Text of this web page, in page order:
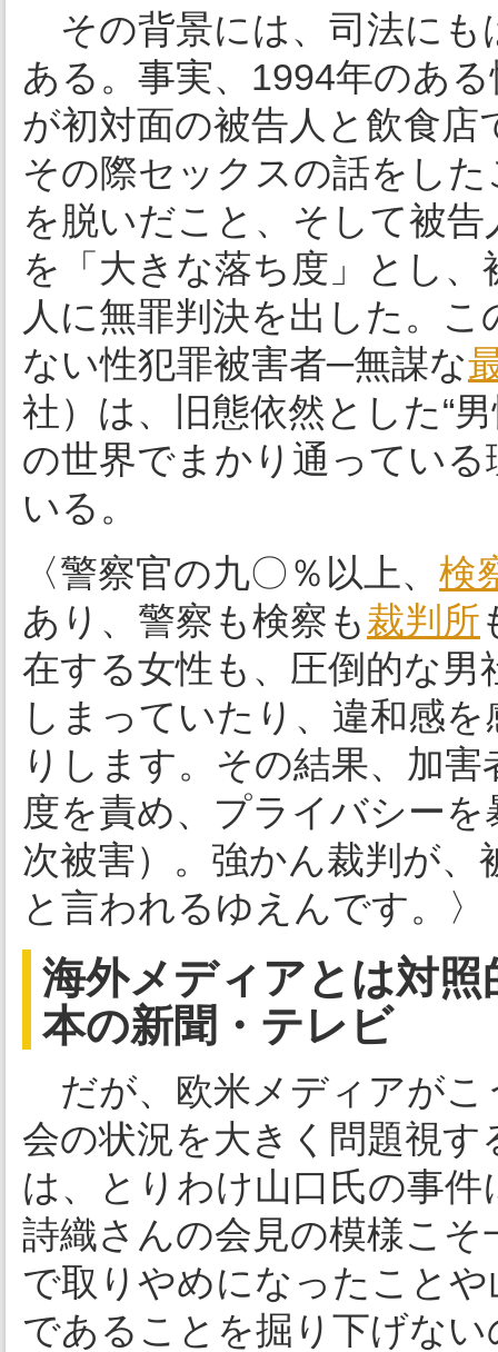
その背景には、司法にも
ある。事実、1994年のあ
が初対面の被告人と飲食
その際セックスの話をした
を脱いだこと、そして被
を「大きな落ち度」とし
人に無罪判決を出した。
ない性犯罪被害者─無謀な
社）は、旧態依然とした“
の世界でまかり通ってい
いる。
〈警察官の九〇％以上、 検
あり、警察も検察も裁判所
在する女性も、圧倒的な
しまっていたり、違和感
りします。その結果、加
度を責め、プライバシー
次被害）。強かん裁判が
と言われるゆえんです。〉
海外メディアとは対
本の新聞・テレビ
だが、欧米メディアがこ
会の状況を大きく問題視
は、とりわけ山口氏の事
詩織さんの会見の模様こ
で取りやめになったことや
であることを掘り下げな